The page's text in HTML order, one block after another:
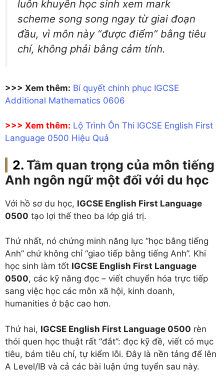
luôn khuyên học sinh xem mark
scheme song song ngay từ giai đoạn
đầu, vì môn này “được điểm” bằng tiêu
chí, không phải bằng cảm tính.
>>> Xem thêm: Bí quyết chinh phục IGCSE
Additional Mathematics 0606
>>> Xem thêm: Lộ Trình Ôn Thi IGCSE English First
Language 0500 Hiệu Quả
Tầm quan trọng của môn tiếng
Anh ngôn ngữ một đối với du học
Với hồ sơ du học, IGCSE English First Language
0500 tạo lợi thế theo ba lớp giá trị.
Thứ nhất, nó chứng minh năng lực “học bằng tiếng
Anh” chứ không chỉ “giao tiếp bằng tiếng Anh”. Khi
học sinh làm tốt IGCSE English First Language
0500, các kỹ năng đọc – viết chuyển hóa trực tiếp
sang việc học các môn xã hội, kinh doanh,
humanities ở bậc cao hơn.
Thứ hai, IGCSE English First Language 0500 rèn
thói quen học thuật rất “đắt”: đọc kỹ đề, viết có mục
tiêu, bám tiêu chí, tự kiểm lỗi. Đây là nền tảng để lên
A Level/IB và cả các bài luận ứng tuyển sau này.